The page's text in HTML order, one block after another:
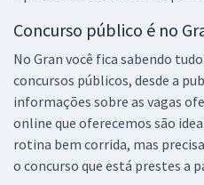
Concurso público é no
No Gran você fica sabendo
concursos públicos, desde a
informações sobre as vagas
online que oferecemos são
rotina bem corrida, mas
o concurso que está prestes a